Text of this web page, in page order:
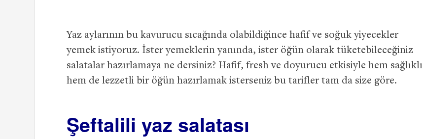
Yaz aylarının bu kavurucu sıcağında olabildiğince hafif ve soğuk yiyecekler
yemek istiyoruz. İster yemeklerin yanında, ister öğün olarak tüketebileceğiniz
salatalar hazırlamaya ne dersiniz? Hafif, fresh ve doyurucu etkisiyle hem sağlıklı
hem de lezzetli bir öğün hazırlamak isterseniz bu tarifler tam da size göre.
Şeftalili yaz salatası